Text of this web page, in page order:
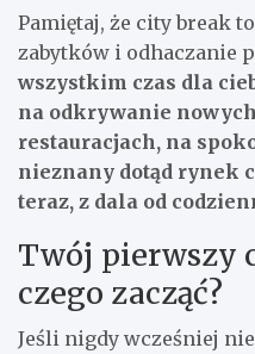
Pamiętaj, że city break
zabytków i odhaczanie
wszystkim czas dla
na odkrywanie
restauracjach, na
nieznany dotąd rynek
teraz, z dala od
Twój pierwszy
czego zacząć?
Jeśli nigdy wcześniej